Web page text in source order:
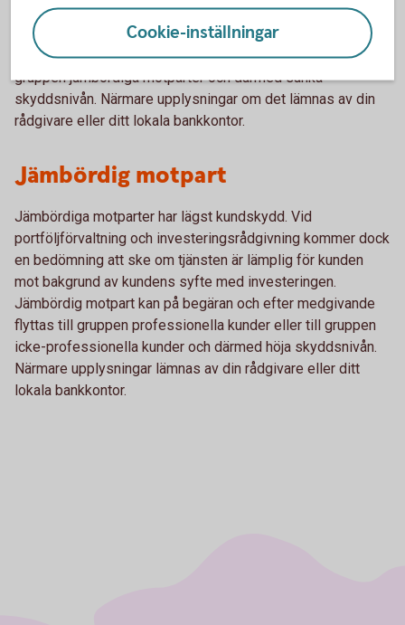
medgivande flyttas till gruppen icke-professionella kunder
och därmed höja skyddsnivån. Professionella kunder kan
också på begäran och efter bankens medgivande flyttas till
gruppen jämbördiga motparter och därmed sänka
skyddsnivån. Närmare upplysningar om det lämnas av din
rådgivare eller ditt lokala bankkontor.
Jämbördig motpart
Jämbördiga motparter har lägst kundskydd. Vid
portföljförvaltning och investeringsrådgivning kommer dock
en bedömning att ske om tjänsten är lämplig för kunden
mot bakgrund av kundens syfte med investeringen.
Jämbördig motpart kan på begäran och efter medgivande
flyttas till gruppen professionella kunder eller till gruppen
icke-professionella kunder och därmed höja skyddsnivån.
Närmare upplysningar lämnas av din rådgivare eller ditt
lokala bankkontor.
Cookie-inställningar